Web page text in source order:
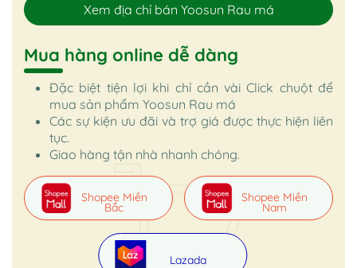
Xem địa chỉ bán Yoosun Rau má
Mua hàng online dễ dàng
Đặc biệt tiện lợi khi chỉ cần vài Click chuột để
mua sản phẩm Yoosun Rau má
Các sự kiện ưu đãi và trợ giá được thực hiện liên
tục.
Giao hàng tận nhà nhanh chóng.
Shopee Miền
Bắc
Shopee Miền
Nam
Lazada